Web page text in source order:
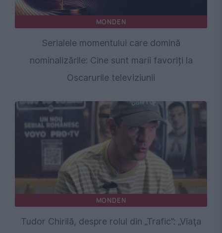
MONDEN
Serialele momentului care domină
nominalizările: Cine sunt marii favoriți la
Oscarurile televiziunii
MONDEN
Tudor Chirilă, despre rolul din „Trafic”: „Viaţa